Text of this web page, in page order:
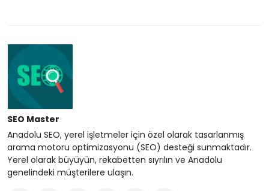
SEO Master
Anadolu SEO, yerel işletmeler için özel olarak tasarlanmış
arama motoru optimizasyonu (SEO) desteği sunmaktadır.
Yerel olarak büyüyün, rekabetten sıyrılın ve Anadolu
genelindeki müşterilere ulaşın.